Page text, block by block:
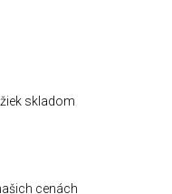
skladom
cenách